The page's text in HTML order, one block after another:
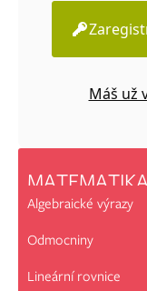
Máš už
MATEMATIKA
Algebraické výrazy
Odmocniny
Lineární rovnice